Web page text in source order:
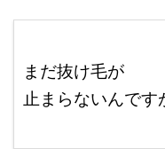
まだ抜け毛が
止まらないんです